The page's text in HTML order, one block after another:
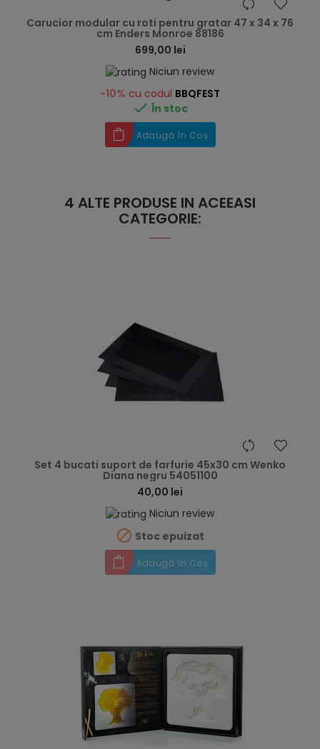
Carucior modular cu roti pentru gratar 47 x 34 x 76
cm Enders Monroe 88186
699,00 lei
Niciun review
-10% cu codul BBQFEST
 În stoc
Adaugă în Coș
4 ALTE PRODUSE IN ACEEASI
CATEGORIE:
Set 4 bucati suport de farfurie 45x30 cm Wenko
Diana negru 54051100
40,00 lei
Niciun review
 Stoc epuizat
Adaugă în Coș